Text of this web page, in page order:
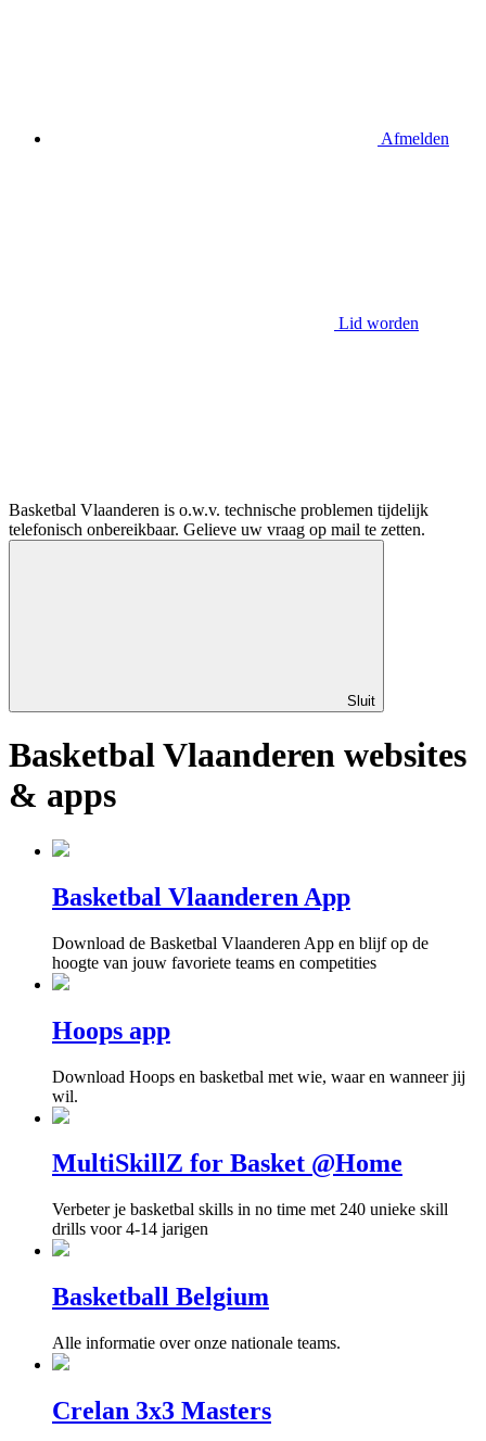
Afmelden
Lid worden
Basketbal Vlaanderen is o.w.v. technische problemen tijdelijk
telefonisch onbereikbaar. Gelieve uw vraag op mail te zetten.
Sluit
Basketbal Vlaanderen websites
& apps
Basketbal Vlaanderen App
Download de Basketbal Vlaanderen App en blijf op de
hoogte van jouw favoriete teams en competities
Hoops app
Download Hoops en basketbal met wie, waar en wanneer jij
wil.
MultiSkillZ for Basket @Home
Verbeter je basketbal skills in no time met 240 unieke skill
drills voor 4-14 jarigen
Basketball Belgium
Alle informatie over onze nationale teams.
Crelan 3x3 Masters